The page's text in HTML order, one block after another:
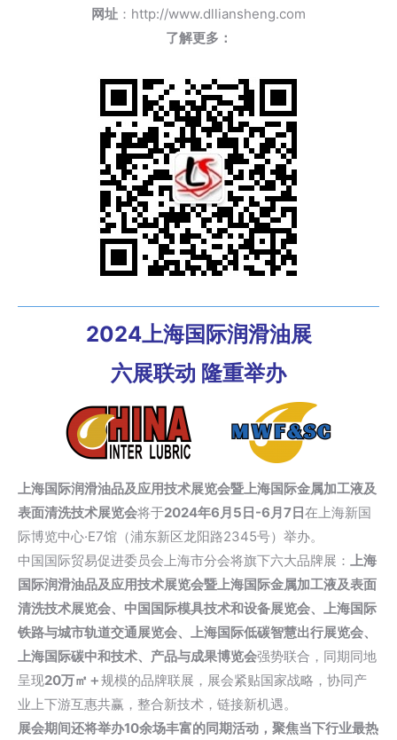
网址 ：http://www.dlliansheng.com
了解更多：
2024上海国际润滑油展
六展联动 隆重举办
上海国际润滑油品及应用技术展览会暨上海国际金属加工液及
表面清洗技术展览会将于2024年6月5日-6月7日在上海新国
际博览中心·E7馆（浦东新区龙阳路2345号）举办。
中国国际贸易促进委员会上海市分会将旗下六大品牌展： 上海
国际润滑油品及应用技术展览会暨上海国际金属加工液及表面
清洗技术展览会、中国国际模具技术和设备展览会、上海国际
铁路与城市轨道交通展览会、上海国际低碳智慧出行展览会、
上海国际碳中和技术、产品与成果博览会强势联合，同期同地
呈现20万㎡＋规模的品牌联展，展会紧贴国家战略，协同产
业上下游互惠共赢，整合新技术，链接新机遇。
展会期间还将举办10余场丰富的同期活动，聚焦当下行业最热